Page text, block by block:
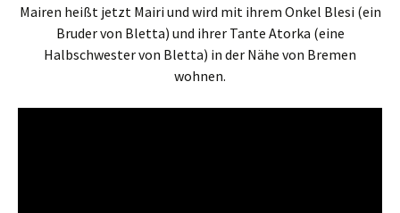
Mairen heißt jetzt Mairi und wird mit ihrem Onkel Blesi (ein
Bruder von Bletta) und ihrer Tante Atorka (eine
Halbschwester von Bletta) in der Nähe von Bremen
wohnen.